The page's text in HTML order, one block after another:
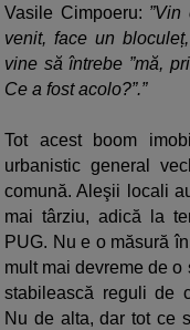
Vasile Cimpoeru:
venit, face un
vine să întrebe ”mă,
Ce a fost acolo?”.”
Tot acest boom
urbanistic general
comună. Aleşii locali
mai târziu, adică la
PUG. Nu e o măsură
mult mai devreme de
stabilească reguli de
Nu de alta, dar tot ce